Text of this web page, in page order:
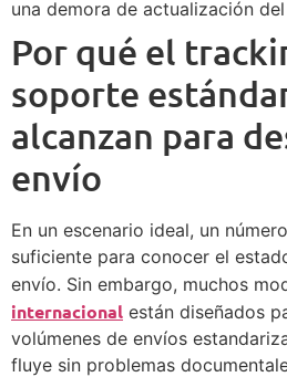
una demora de actualización
Por qué el
soporte
alcanzan para
envío
En un escenario ideal, un
suficiente para conocer el
envío. Sin embargo, muchos
internacional están diseñados
volúmenes de envíos
fluye sin problemas